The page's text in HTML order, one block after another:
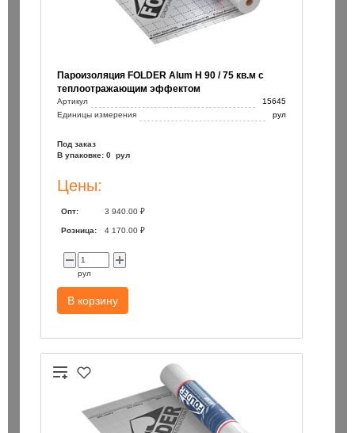
В корзину
150 ₽
Пароизоляция FOLDER Alum H 90 / 75 кв.м с
теплоотражающим эффектом
Артикул
15645
Единицы измерения
рул
Под заказ
В упаковке: 0 рул
Цены:
Опт: 3 940.00 ₽
Розница: 4 170.00 ₽
рул
В корзину